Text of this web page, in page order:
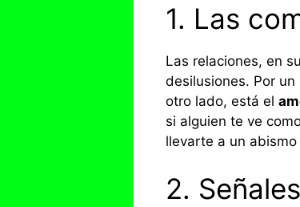
1. Las
Las relaciones, en
desilusiones. Por
otro lado, está el
si alguien te ve
llevarte a un
2.